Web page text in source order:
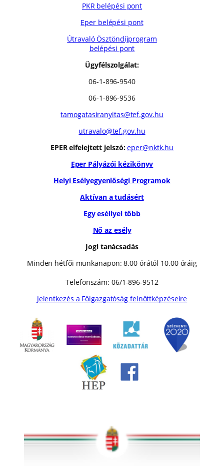
PKR belépési pont
Eper belépési pont
Útravaló Ösztöndíjprogram
belépési pont
Ügyfélszolgálat:
06-1-896-9540
06-1-896-9536
tamogatasiranyitas@tef.gov.hu
utravalo@tef.gov.hu
EPER elfelejtett jelszó: eper@nktk.hu
Eper Pályázói kézikönyv
Helyi Esélyegyenlőségi Programok
Aktívan a tudásért
Egy eséllyel több
Nő az esély
Jogi tanácsadás
Minden hétfői munkanapon: 8.00 órától 10.00 óráig
Telefonszám: 06/1-896-9512
Jelentkezés a Főigazgatóság felnőttképzéseire